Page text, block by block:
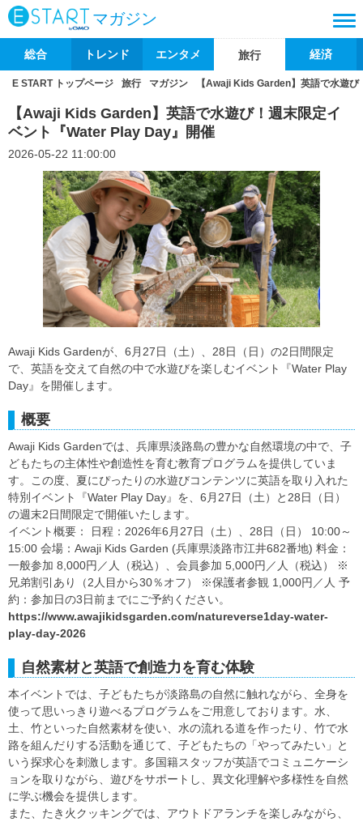
マガジン
総合 トレンド エンタメ 旅行 経済
E START トップページ 旅行 マガジン 【Awaji Kids Garden】英語で水遊
【Awaji Kids Garden】英語で水遊び！週末限定イ
ベント『Water Play Day』開催
2026-05-22 11:00:00
Awaji Kids Gardenが、6月27日（土）、28日（日）の2日間限定
で、英語を交えて自然の中で水遊びを楽しむイベント『Water Play
Day』を開催します。
概要
Awaji Kids Gardenでは、兵庫県淡路島の豊かな自然環境の中で、子
どもたちの主体性や創造性を育む教育プログラムを提供していま
す。この度、夏にぴったりの水遊びコンテンツに英語を取り入れた
特別イベント『Water Play Day』を、6月27日（土）と28日（日）
の週末2日間限定で開催いたします。
イベント概要： 日程：2026年6月27日（土）、28日（日） 10:00～
15:00 会場：Awaji Kids Garden (兵庫県淡路市江井682番地) 料金：
一般参加 8,000円／人（税込）、会員参加 5,000円／人（税込） ※
兄弟割引あり（2人目から30％オフ） ※保護者参観 1,000円／人 予
約：参加日の3日前までにご予約ください。
https://www.awajikidsgarden.com/natureverse1day-water-
play-day-2026
自然素材と英語で創造力を育む体験
本イベントでは、子どもたちが淡路島の自然に触れながら、全身を
使って思いっきり遊べるプログラムをご用意しております。水、
土、竹といった自然素材を使い、水の流れる道を作ったり、竹で水
路を組んだりする活動を通じて、子どもたちの「やってみたい」と
いう探求心を刺激します。多国籍スタッフが英語でコミュニケーシ
ョンを取りながら、遊びをサポートし、異文化理解や多様性を自然
に学ぶ機会を提供します。
また、たき火クッキングでは、アウトドアランチを楽しみながら、